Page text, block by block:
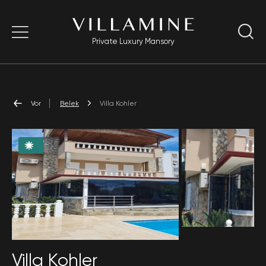
Private Luxury Mansory
Vor Belek Villa Kohler
Villa Kohler